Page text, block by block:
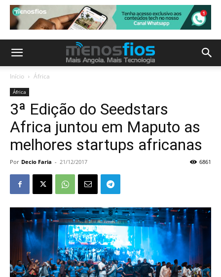
Início África
África
3ª Edição do Seedstars
Africa juntou em Maputo as
melhores startups africanas
Por Decio Faria - 21/12/2017 6861